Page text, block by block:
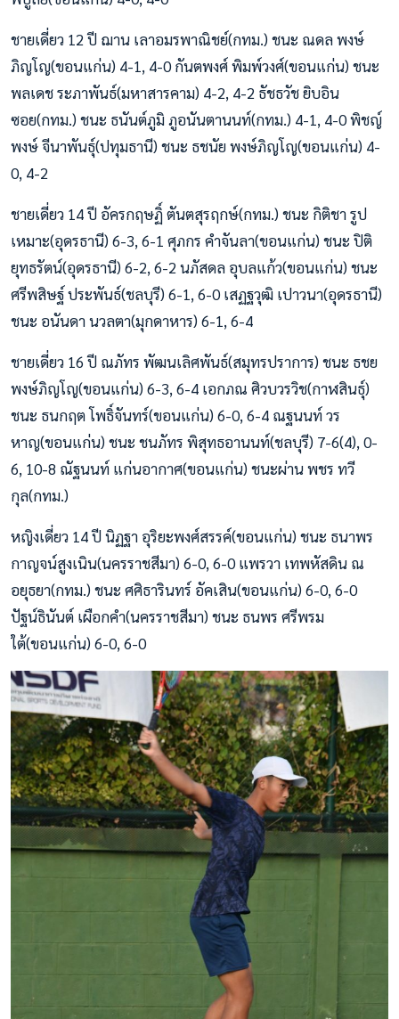
ชายเดี่ยว 12 ปี ฌาน เลาอมรพาณิชย์(กทม.) ชนะ ณดล พงษ์
ภิญโญ(ขอนแก่น) 4-1, 4-0 กันตพงศ์ พิมพ์วงศ์(ขอนแก่น) ชนะ
พลเดช ระภาพันธ์(มหาสารคาม) 4-2, 4-2 ธัชธวัช ยิบอิน
ซอย(กทม.) ชนะ ธนันต์ภูมิ ภูอนันตานนท์(กทม.) 4-1, 4-0 พิชญ์
พงษ์ จีนาพันธุ์(ปทุมธานี) ชนะ ธชนัย พงษ์ภิญโญ(ขอนแก่น) 4-
0, 4-2
ชายเดี่ยว 14 ปี อัครกฤษฏิ์ ตันตสุรฤกษ์(กทม.) ชนะ กิติชา รูป
เหมาะ(อุดรธานี) 6-3, 6-1 ศุภกร คำจันลา(ขอนแก่น) ชนะ ปิติ
ยุทธรัตน์(อุดรธานี) 6-2, 6-2 นภัสดล อุบลแก้ว(ขอนแก่น) ชนะ
ศรีพสิษฐ์ ประพันธ์(ชลบุรี) 6-1, 6-0 เสฏฐวุฒิ เปาวนา(อุดรธานี)
ชนะ อนันดา นวลตา(มุกดาหาร) 6-1, 6-4
ชายเดี่ยว 16 ปี ณภัทร พัฒนเลิศพันธ์(สมุทรปราการ) ชนะ ธชย
พงษ์ภิญโญ(ขอนแก่น) 6-3, 6-4 เอกภณ ศิวบวรวิช(กาฬสินธุ์)
ชนะ ธนกฤต โพธิ์จันทร์(ขอนแก่น) 6-0, 6-4 ณฐนนท์ วร
หาญ(ขอนแก่น) ชนะ ชนภัทร พิสุทธอานนท์(ชลบุรี) 7-6(4), 0-
6, 10-8 ณัฐนนท์ แก่นอากาศ(ขอนแก่น) ชนะผ่าน พชร ทวี
กุล(กทม.)
หญิงเดี่ยว 14 ปี นิฏฐา อุริยะพงศ์สรรค์(ขอนแก่น) ชนะ ธนาพร
กาญจน์สูงเนิน(นครราชสีมา) 6-0, 6-0 แพรวา เทพหัสดิน ณ
อยุธยา(กทม.) ชนะ ศศิธารินทร์ อัคเสิน(ขอนแก่น) 6-0, 6-0
ปัฐน์ธินันต์ เผือกคำ(นครราชสีมา) ชนะ ธนพร ศรีพรม
ใต้(ขอนแก่น) 6-0, 6-0